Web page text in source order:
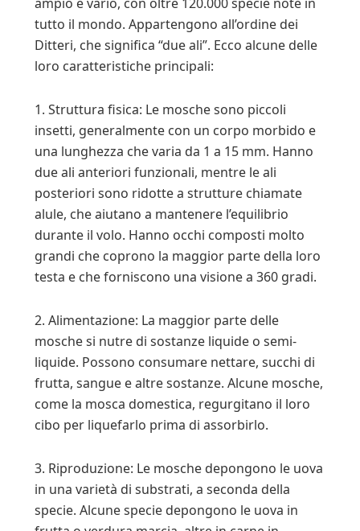
tutto il mondo. Appartengono all’ordine dei
Ditteri, che significa “due ali”. Ecco alcune delle
loro caratteristiche principali:
1. Struttura fisica: Le mosche sono piccoli
insetti, generalmente con un corpo morbido e
una lunghezza che varia da 1 a 15 mm. Hanno
due ali anteriori funzionali, mentre le ali
posteriori sono ridotte a strutture chiamate
alule, che aiutano a mantenere l’equilibrio
durante il volo. Hanno occhi composti molto
grandi che coprono la maggior parte della loro
testa e che forniscono una visione a 360 gradi.
2. Alimentazione: La maggior parte delle
mosche si nutre di sostanze liquide o semi-
liquide. Possono consumare nettare, succhi di
frutta, sangue e altre sostanze. Alcune mosche,
come la mosca domestica, regurgitano il loro
cibo per liquefarlo prima di assorbirlo.
3. Riproduzione: Le mosche depongono le uova
in una varietà di substrati, a seconda della
specie. Alcune specie depongono le uova in